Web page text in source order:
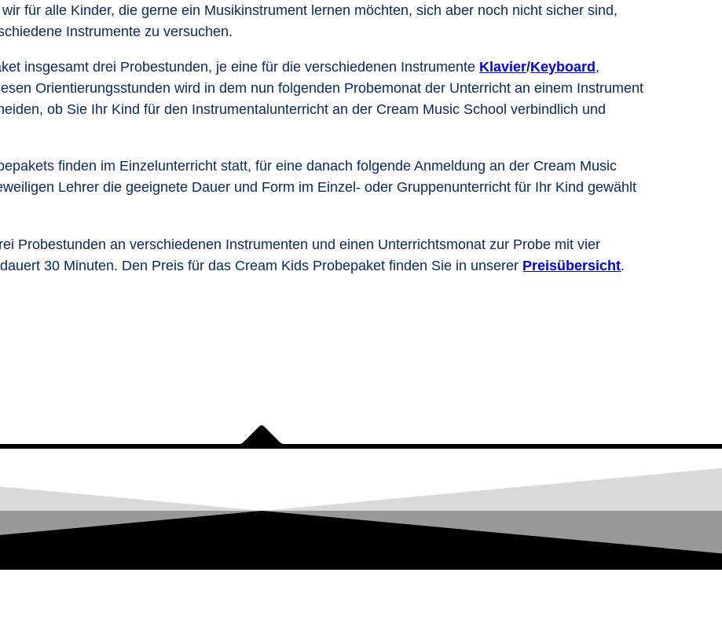
für alle Kinder, die gerne ein Musikinstrument lernen möchten, sich aber noch nicht sicher sind,
Instrumente zu versuchen.
insgesamt drei Probestunden, je eine für die verschiedenen Instrumente Klavier/Keyboard,
Orientierungsstunden wird in dem nun folgenden Probemonat der Unterricht an einem Instrument
ob Sie Ihr Kind für den Instrumentalunterricht an der Cream Music School verbindlich und
finden im Einzelunterricht statt, für eine danach folgende Anmeldung an der Cream Music
Lehrer die geeignete Dauer und Form im Einzel- oder Gruppenunterricht für Ihr Kind gewählt
Probestunden an verschiedenen Instrumenten und einen Unterrichtsmonat zur Probe mit vier
30 Minuten. Den Preis für das Cream Kids Probepaket finden Sie in unserer Preisübersicht.